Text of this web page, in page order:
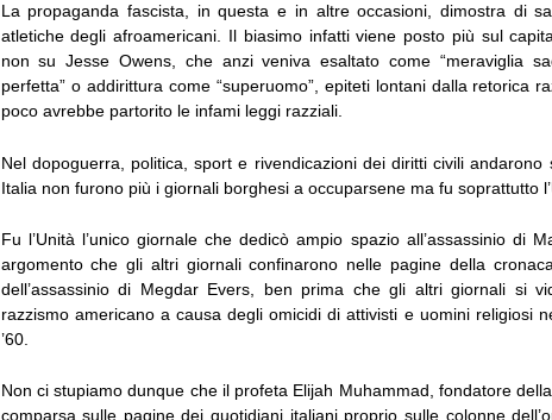
La propaganda fascista, in questa e in altre occasioni, dimostra di
atletiche degli afroamericani. Il biasimo infatti viene posto più sul
non su Jesse Owens, che anzi veniva esaltato come “meraviglia
perfetta” o addirittura come “superuomo”, epiteti lontani dalla retorica
poco avrebbe partorito le infami leggi razziali.
Nel dopoguerra, politica, sport e rivendicazioni dei diritti civili
Italia non furono più i giornali borghesi a occuparsene ma fu soprattutto
Fu l’Unità l’unico giornale che dedicò ampio spazio all’assassinio di
argomento che gli altri giornali confinarono nelle pagine della
dell’assassinio di Megdar Evers, ben prima che gli altri giornali si
razzismo americano a causa degli omicidi di attivisti e uomini religiosi
’60.
Non ci stupiamo dunque che il profeta Elijah Muhammad, fondatore
comparsa sulle pagine dei quotidiani italiani proprio sulle colonne